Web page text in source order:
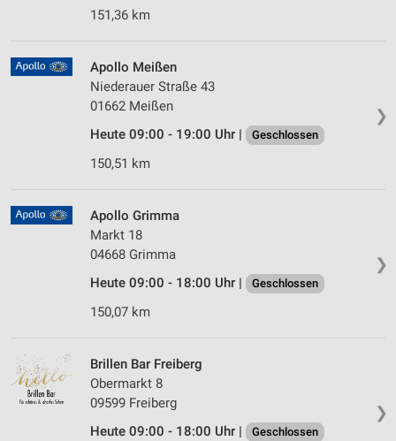
151,36 km
❯
Apollo Meißen
Niederauer Straße 43
01662 Meißen
Heute 09:00 - 19:00 Uhr |
Geschlossen
150,51 km
❯
Apollo Grimma
Markt 18
04668 Grimma
Heute 09:00 - 18:00 Uhr |
Geschlossen
150,07 km
❯
Brillen Bar Freiberg
Obermarkt 8
09599 Freiberg
Heute 09:00 - 18:00 Uhr |
Geschlossen